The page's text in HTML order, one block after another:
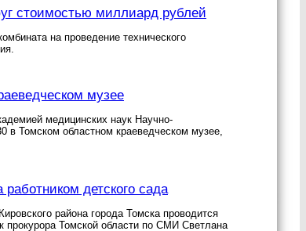
стоимостью миллиард рублей
на проведение технического
музее
медицинских наук Научно-
в Томском областном краеведческом музее,
детского сада
района города Томска проводится
Томской области по СМИ Светлана